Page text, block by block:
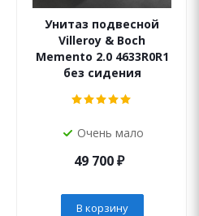
Унитаз подвесной
Villeroy & Boch
Memento 2.0 4633R0R1
без сидения
Очень мало
49 700₽
В корзину